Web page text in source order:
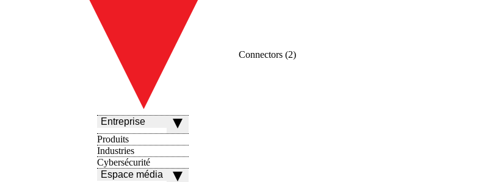
Entreprise
Produits
Industries
Cybersécurité
Espace média
Connectors (2)